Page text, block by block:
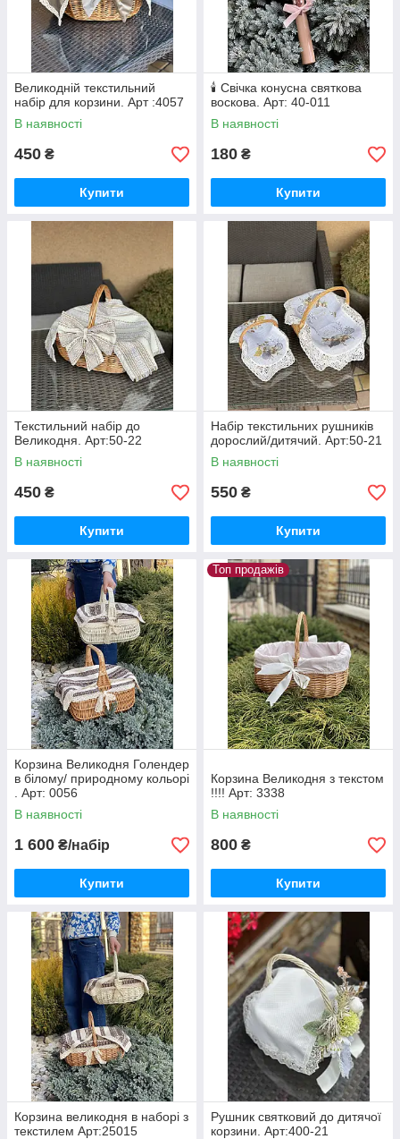
Великодній текстильний
набір для корзини. Арт :4057
В наявності
450 ₴
Купити
🕯️ Свічка конусна святкова
воскова. Арт: 40-011
В наявності
180 ₴
Купити
Текстильний набір до
Великодня. Арт:50-22
В наявності
450 ₴
Купити
Набір текстильних рушників
дорослий/дитячий. Арт:50-21
В наявності
550 ₴
Купити
Корзина Великодня Голендер
в білому/ природному кольорі
. Арт: 0056
В наявності
1 600 ₴/набір
Купити
Топ продажів
Корзина Великодня з текстом
!!!! Арт: 3338
В наявності
800 ₴
Купити
Корзина великодня в наборі з
текстилем Арт:25015
Рушник святковий до дитячої
корзини. Арт:400-21